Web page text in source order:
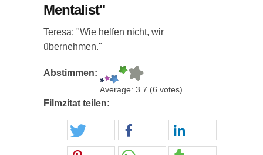
Mentalist"
Teresa: "Wie helfen nicht, wir
übernehmen."
Abstimmen:
Average: 3.7 (6 votes)
Filmzitat teilen: